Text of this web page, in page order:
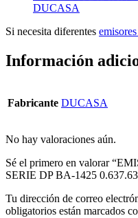
DUCASA
Si necesita diferentes
Información
Fabricante DUCASA
No hay valoraciones aún.
Sé el primero en valorar
SERIE DP BA-1425
Tu dirección de correo
obligatorios están marcados